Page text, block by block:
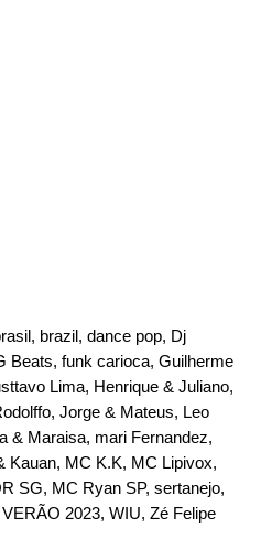
, brazil, dance pop, Dj
Beats, funk carioca, Guilherme
Lima, Henrique & Juliano,
, Jorge & Mateus, Leo
& Maraisa, mari Fernandez,
Kauan, MC K.K, MC Lipivox,
SG, MC Ryan SP, sertanejo,
VERÃO 2023, WIU, Zé Felipe